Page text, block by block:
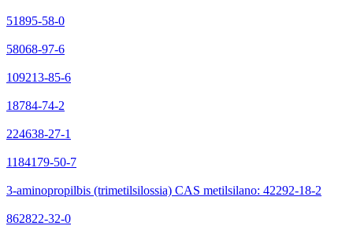
51895-58-0
58068-97-6
109213-85-6
18784-74-2
224638-27-1
1184179-50-7
3-aminopropilbis (trimetilsilossia) CAS metilsilano: 42292-18-2
862822-32-0